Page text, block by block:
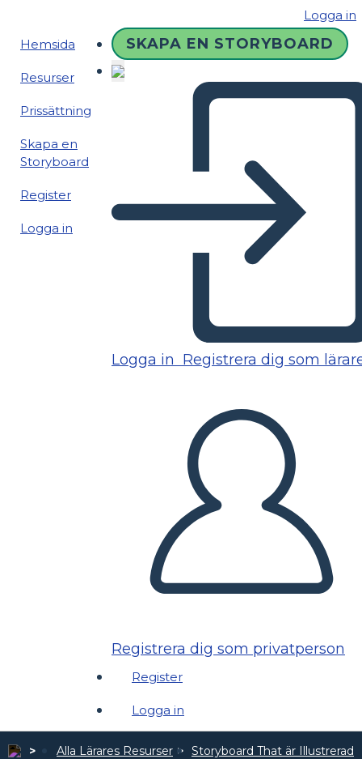
Logga in
Hemsida
Resurser
Prissättning
Skapa en
Storyboard
Register
Logga in
SKAPA EN STORYBOARD
Logga in Registrera dig som
Registrera dig som privatperson
Register
Logga in
Alla Lärares Resurser Storyboard That är